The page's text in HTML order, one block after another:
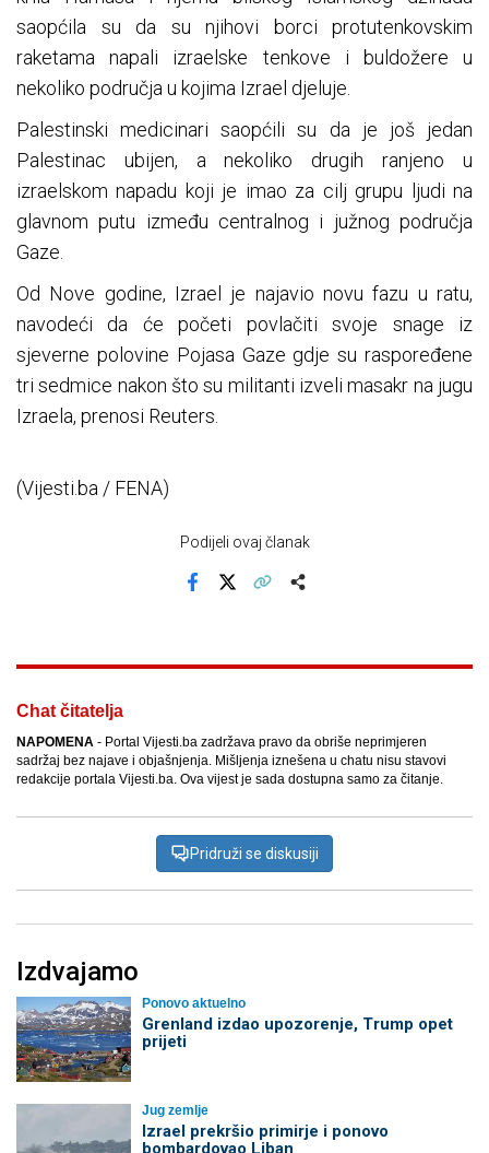
saopćila su da su njihovi borci protutenkovskim
raketama napali izraelske tenkove i buldožere u
nekoliko područja u kojima Izrael djeluje.
Palestinski medicinari saopćili su da je još jedan
Palestinac ubijen, a nekoliko drugih ranjeno u
izraelskom napadu koji je imao za cilj grupu ljudi na
glavnom putu između centralnog i južnog područja
Gaze.
Od Nove godine, Izrael je najavio novu fazu u ratu,
navodeći da će početi povlačiti svoje snage iz
sjeverne polovine Pojasa Gaze gdje su raspoređene
tri sedmice nakon što su militanti izveli masakr na jugu
Izraela, prenosi Reuters.
(Vijesti.ba / FENA)
Podijeli ovaj članak
Chat čitatelja
NAPOMENA - Portal Vijesti.ba zadržava pravo da obriše neprimjeren
sadržaj bez najave i objašnjenja. Mišljenja iznešena u chatu nisu stavovi
redakcije portala Vijesti.ba. Ova vijest je sada dostupna samo za čitanje.
Pridruži se diskusiji
Izdvajamo
Ponovo aktuelno
Grenland izdao upozorenje, Trump opet
prijeti
Jug zemlje
Izrael prekršio primirje i ponovo
bombardovao Liban